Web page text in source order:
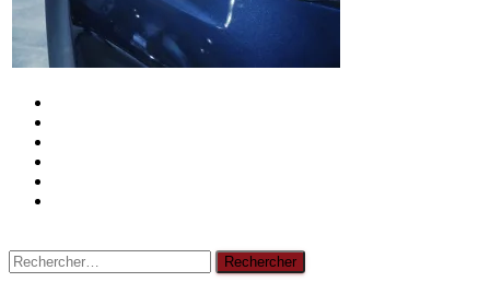
Rechercher :